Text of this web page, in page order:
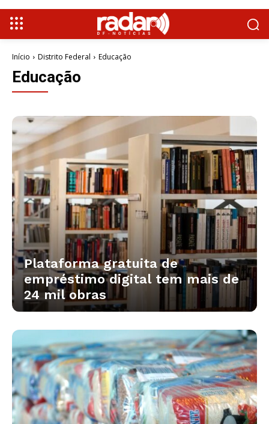
Início Distrito Federal Educação
Educação
Plataforma gratuita de
empréstimo digital tem mais de
24 mil obras